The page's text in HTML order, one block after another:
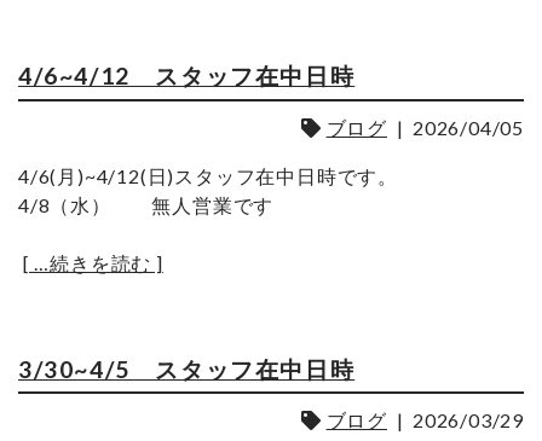
4/6~4/12 スタッフ在中日時
ブログ | 2026/04/05
4/6(月)~4/12(日)スタッフ在中日時です。
4/8（水） 無人営業です
[ …続きを読む ]
3/30~4/5 スタッフ在中日時
ブログ | 2026/03/29